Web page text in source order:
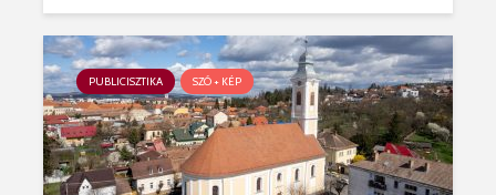
PUBLICISZTIKA SZÓ + KÉP